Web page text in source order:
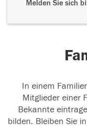
Melden Sie sich
In einem
Mitglieder einer
Bekannte
bilden. Bleiben Sie